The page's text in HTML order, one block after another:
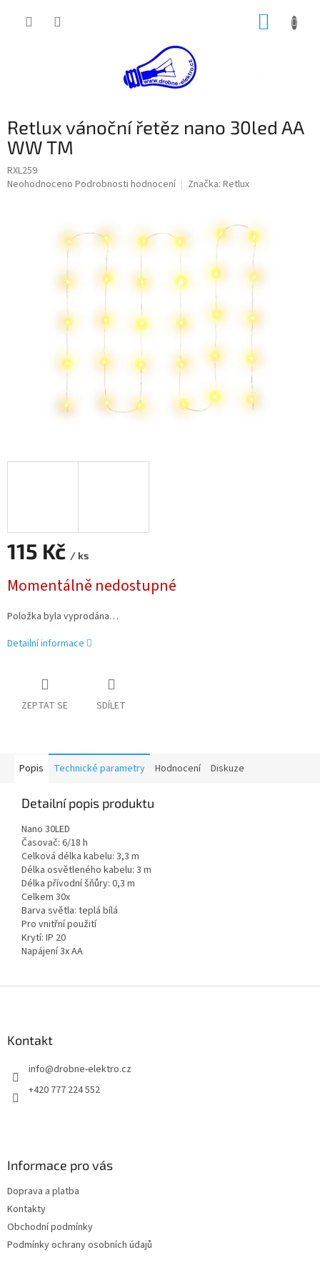
Retlux vánoční řetěz nano 30led AA
WW TM
RXL259
Průměrné
Neohodnoceno Podrobnosti hodnocení Značka: Retlux
115 Kč / ks
cena:
Momentálně nedostupné
Položka byla vyprodána…
Detailní informace
ZEPTAT SE SDÍLET
Popis Technické parametry Hodnocení Diskuze
Detailní popis produktu
Nano 30LED
Časovač: 6/18 h
Celková délka kabelu: 3,3 m
Délka osvětleného kabelu: 3 m
Délka přívodní šňůry: 0,3 m
Celkem 30x
Barva světla: teplá bílá
Pro vnitřní použití
Krytí: IP 20
Napájení 3x AA
Kontakt
info@drobne-elektro.cz
+420 777 224 552
Informace pro vás
Doprava a platba
Kontakty
Obchodní podmínky
Podmínky ochrany osobních údajů